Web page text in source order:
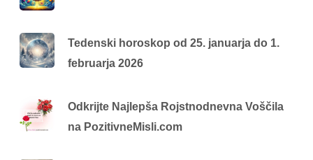
Tedenski horoskop od 25. januarja do 1.
februarja 2026
Odkrijte Najlepša Rojstnodnevna Voščila
na PozitivneMisli.com